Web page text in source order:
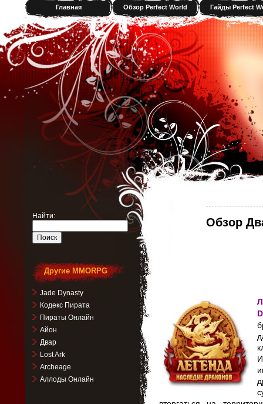
Главная Обзор Perfect World Гайды Perfect
Обзор
Найти:
Другие MMORPG
Jade Dynasty
Кодекс Пирата
Пираты Онлайн
Айон
Двар
Lost Ark
Archeage
Аллоды Онлайн